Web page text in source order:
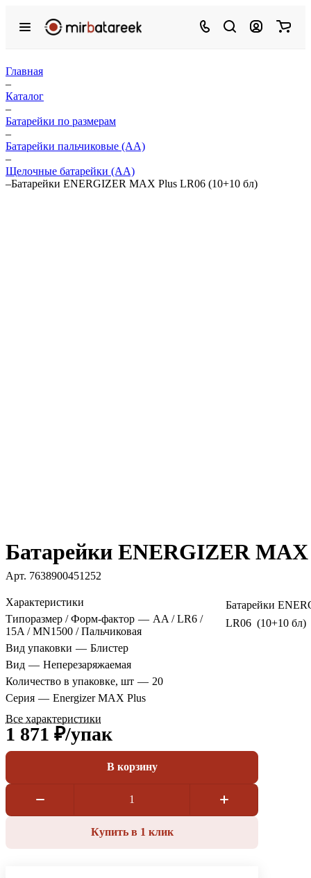
Главная
–
Каталог
–
Батарейки по размерам
–
Батарейки пальчиковые (АА)
–
Щелочные батарейки (АА)
–Батарейки ENERGIZER MAX Plus LR06 (10+10 бл)
Батарейки ENERGIZER MAX
Арт. 7638900451252
Характеристики
Типоразмер / Форм-фактор — AA / LR6 /
15A / MN1500 / Пальчиковая
Вид упаковки — Блистер
Вид — Неперезаряжаемая
Количество в упаковке, шт — 20
Серия — Energizer MAX Plus
Все характеристики
Батарейки
LR06 (10+10 бл)
1 871 ₽/упак
В корзину
Купить в 1 клик